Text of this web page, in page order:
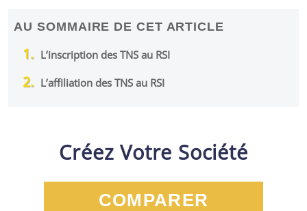
AU SOMMAIRE DE CET ARTICLE
L’inscription des TNS au RSI
L’affiliation des TNS au RSI
Créez Votre Société
COMPARER